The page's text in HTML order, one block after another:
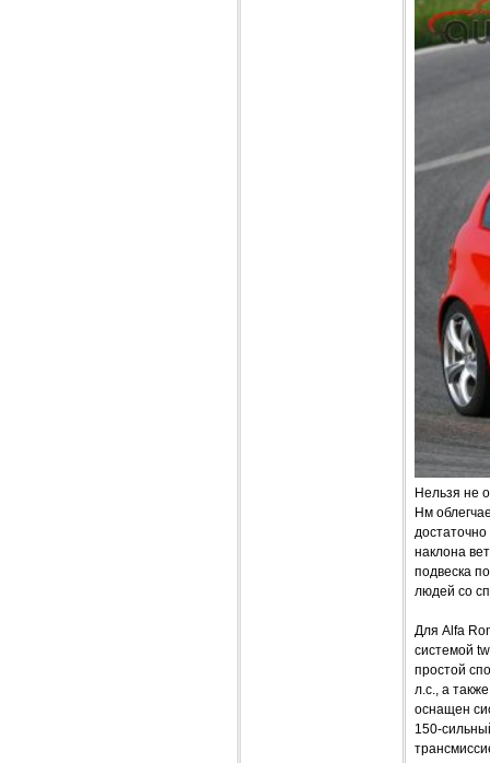
Нельзя не
Нм
наклона
подвеска
людей со
Для Alfa
системой
простой
л.с., а
оснащен
150-